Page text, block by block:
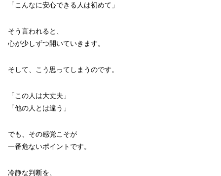
「こんなに安心できる人は初めて」
そう言われると、
心が少しずつ開いていきます。
そして、こう思ってしまうのです。
「この人は大丈夫」
「他の人とは違う」
でも、その感覚こそが
一番危ないポイントです。
冷静な判断を、